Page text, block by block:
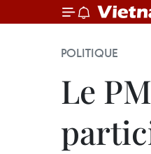
POLITIQUE
Le